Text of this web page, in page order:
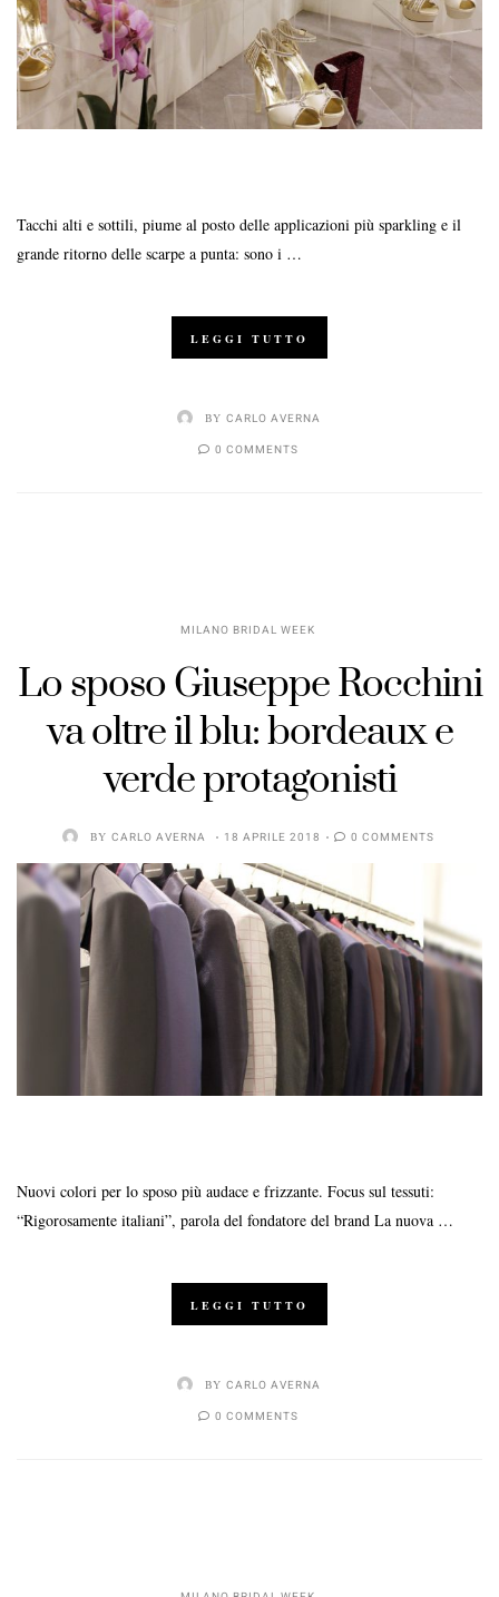
Tacchi alti e sottili, piume al posto delle applicazioni più sparkling e il
grande ritorno delle scarpe a punta: sono i …
LEGGI TUTTO
BY CARLO AVERNA
0 COMMENTS
MILANO BRIDAL WEEK
Lo sposo Giuseppe Rocchini
va oltre il blu: bordeaux e
verde protagonisti
BY CARLO AVERNA 18 APRILE 2018 0 COMMENTS
Nuovi colori per lo sposo più audace e frizzante. Focus sul tessuti:
“Rigorosamente italiani”, parola del fondatore del brand La nuova …
LEGGI TUTTO
BY CARLO AVERNA
0 COMMENTS